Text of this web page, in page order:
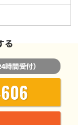
る
時間受付）